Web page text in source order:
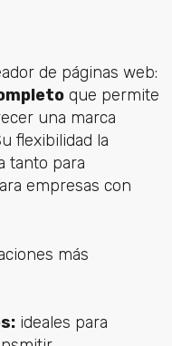
de páginas web:
que permite
una marca
flexibilidad la
tanto para
empresas con
más
ideales para